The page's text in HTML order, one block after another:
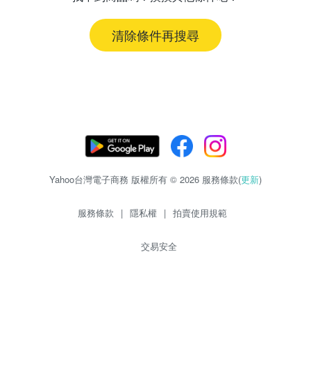
清除條件再搜尋
Yahoo台灣電子商務 版權所有 © 2026 服務條款(更新)
服務條款 | 隱私權 | 拍賣使用規範
交易安全